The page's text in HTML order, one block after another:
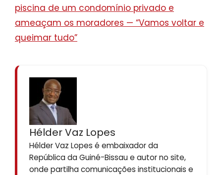
piscina de um condomínio privado e
ameaçam os moradores — “Vamos voltar e
queimar tudo”
Hélder Vaz Lopes
Hélder Vaz Lopes é embaixador da
República da Guiné-Bissau e autor no site,
onde partilha comunicações institucionais e